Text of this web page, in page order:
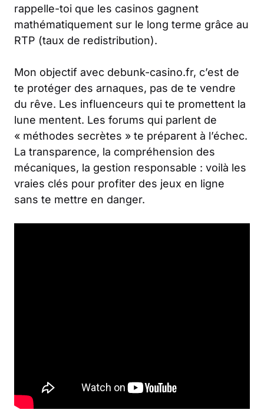
rappelle-toi que les casinos gagnent
mathématiquement sur le long terme grâce au
RTP (taux de redistribution).
Mon objectif avec debunk-casino.fr, c’est de
te protéger des arnaques, pas de te vendre
du rêve. Les influenceurs qui te promettent la
lune mentent. Les forums qui parlent de
« méthodes secrètes » te préparent à l’échec.
La transparence, la compréhension des
mécaniques, la gestion responsable : voilà les
vraies clés pour profiter des jeux en ligne
sans te mettre en danger.